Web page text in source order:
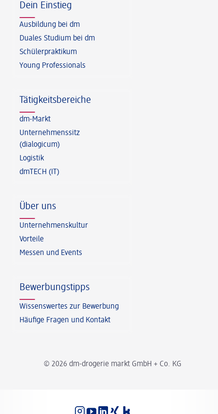
© 2026 dm-drogerie markt GmbH + Co. KG
Dein Einstieg
Ausbildung bei dm
Duales Studium bei dm
Schülerpraktikum
Young Professionals
Tätigkeitsbereiche
dm-Markt
Unternehmenssitz
(dialogicum)
Logistik
dmTECH (IT)
Über uns
Unternehmenskultur
Vorteile
Messen und Events
Bewerbungstipps
Wissenswertes zur Bewerbung
Häufige Fragen und Kontakt